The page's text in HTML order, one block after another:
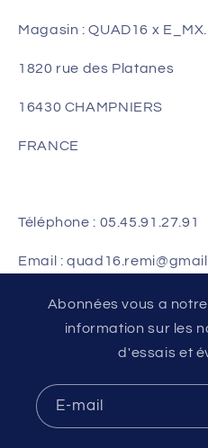
Magasin : QUAD16 x
1820 rue des Platanes
16430 CHAMPNIERS
FRANCE
Téléphone : 05.45.91.27.91
Email :
Abonnées vous a
information sur les
d'essais et
E-mail